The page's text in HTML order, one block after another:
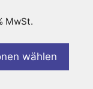
MwSt.
wählen